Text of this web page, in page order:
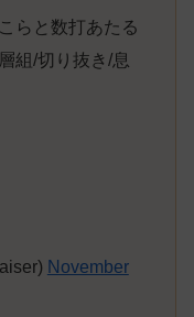
らと数打あたる
組/切り抜き/息
November